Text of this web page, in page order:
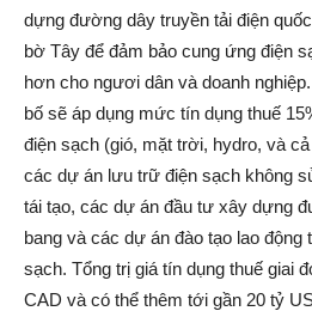
dựng đường dây truyền tải điện
bờ Tây để đảm bảo cung ứng điện
hơn cho ngươi dân và doanh
bố sẽ áp dụng mức tín dụng thuế
điện sạch (gió, mặt trời, hydro, và
các dự án lưu trữ điện sạch không
tái tạo, các dự án đầu tư xây dựng
bang và các dự án đào tạo lao
sạch. Tổng trị giá tín dụng thuế giai
CAD và có thể thêm tới gần 20 tỷ